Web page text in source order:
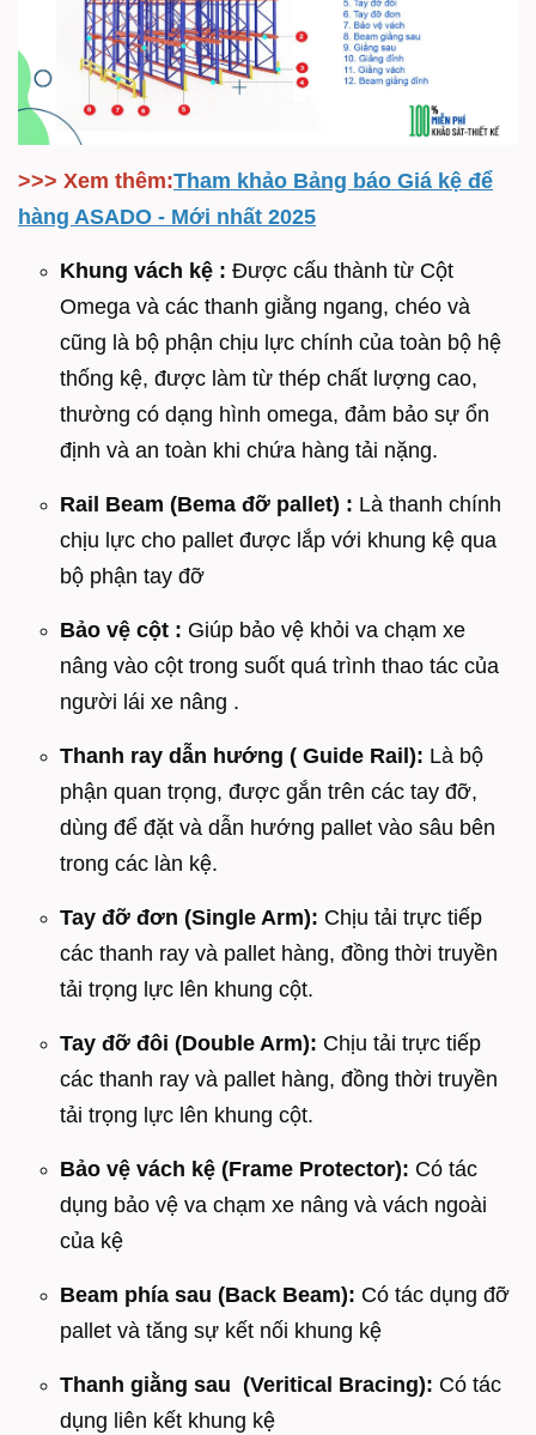
>>> Xem thêm:Tham khảo Bảng báo Giá kệ để
hàng ASADO - Mới nhất 2025
Khung vách kệ : Được cấu thành từ Cột
Omega và các thanh giằng ngang, chéo và
cũng là bộ phận chịu lực chính của toàn bộ hệ
thống kệ, được làm từ thép chất lượng cao,
thường có dạng hình omega, đảm bảo sự ổn
định và an toàn khi chứa hàng tải nặng.
Rail Beam (Bema đỡ pallet) : Là thanh chính
chịu lực cho pallet được lắp với khung kệ qua
bộ phận tay đỡ
Bảo vệ cột : Giúp bảo vệ khỏi va chạm xe
nâng vào cột trong suốt quá trình thao tác của
người lái xe nâng .
Thanh ray dẫn hướng ( Guide Rail): Là bộ
phận quan trọng, được gắn trên các tay đỡ,
dùng để đặt và dẫn hướng pallet vào sâu bên
trong các làn kệ.
Tay đỡ đơn (Single Arm): Chịu tải trực tiếp
các thanh ray và pallet hàng, đồng thời truyền
tải trọng lực lên khung cột.
Tay đỡ đôi (Double Arm): Chịu tải trực tiếp
các thanh ray và pallet hàng, đồng thời truyền
tải trọng lực lên khung cột.
Bảo vệ vách kệ (Frame Protector): Có tác
dụng bảo vệ va chạm xe nâng và vách ngoài
của kệ
Beam phía sau (Back Beam): Có tác dụng đỡ
pallet và tăng sự kết nối khung kệ
Thanh giằng sau (Veritical Bracing): Có tác
dụng liên kết khung kệ